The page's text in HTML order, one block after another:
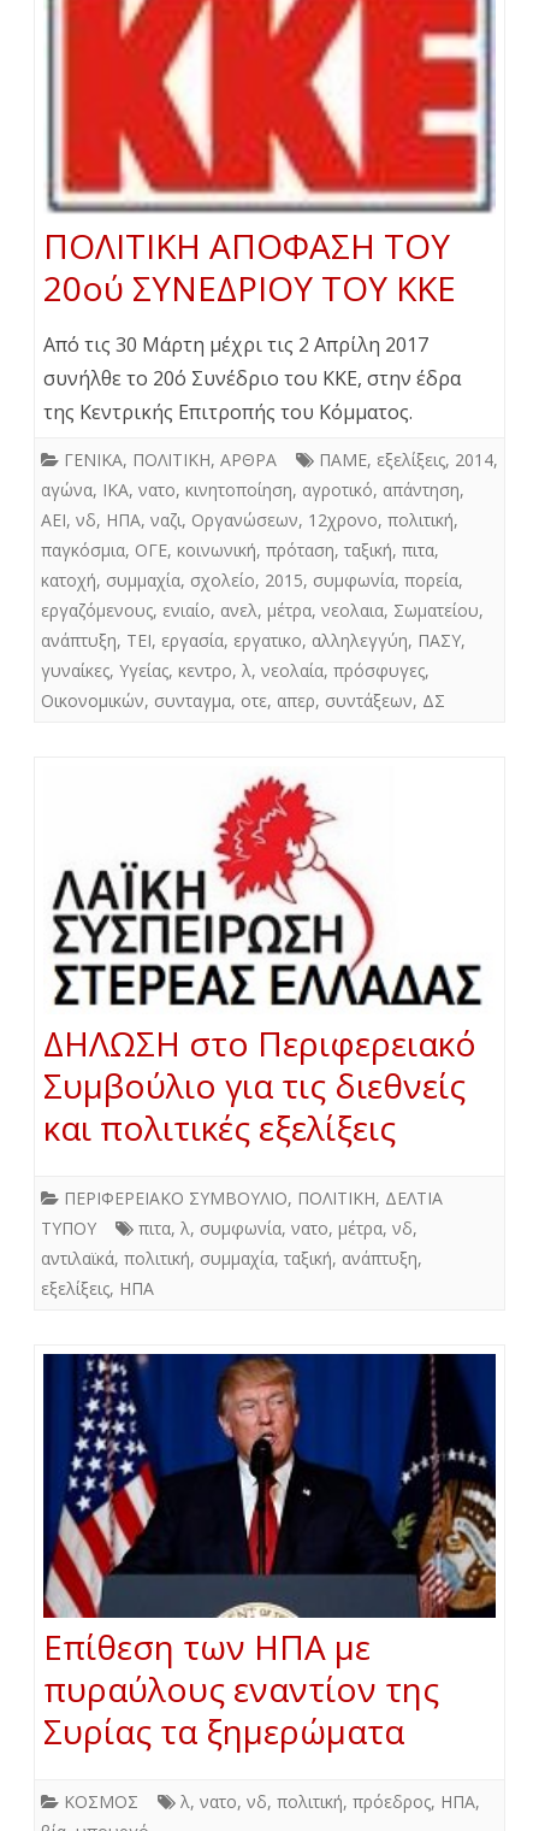
ΠΟΛΙΤΙΚΗ ΑΠΟΦΑΣΗ ΤΟΥ
20ού ΣΥΝΕΔΡΙΟΥ ΤΟΥ ΚΚΕ
Από τις 30 Μάρτη μέχρι τις 2 Απρίλη 2017
συνήλθε το 20ό Συνέδριο του ΚΚΕ, στην έδρα
της Κεντρικής Επιτροπής του Κόμματος.
ΓΕΝΙΚΑ, ΠΟΛΙΤΙΚΗ, ΑΡΘΡΑ ΠΑΜΕ, εξελίξεις, 2014,
αγώνα, ΙΚΑ, νατο, κινητοποίηση, αγροτικό, απάντηση,
ΑΕΙ, νδ, ΗΠΑ, ναζι, Οργανώσεων, 12χρονο, πολιτική,
παγκόσμια, ΟΓΕ, κοινωνική, πρόταση, ταξική, πιτα,
κατοχή, συμμαχία, σχολείο, 2015, συμφωνία, πορεία,
εργαζόμενους, ενιαίο, ανελ, μέτρα, νεολαια, Σωματείου,
ανάπτυξη, ΤΕΙ, εργασία, εργατικο, αλληλεγγύη, ΠΑΣΥ,
γυναίκες, Υγείας, κεντρο, λ, νεολαία, πρόσφυγες,
Οικονομικών, συνταγμα, οτε, απερ, συντάξεων, ΔΣ
ΔΗΛΩΣΗ στο Περιφερειακό
Συμβούλιο για τις διεθνείς
και πολιτικές εξελίξεις
ΠΕΡΙΦΕΡΕΙΑΚΟ ΣΥΜΒΟΥΛΙΟ, ΠΟΛΙΤΙΚΗ, ΔΕΛΤΙΑ
ΤΥΠΟΥ
πιτα, λ, συμφωνία, νατο, μέτρα, νδ,
αντιλαϊκά, πολιτική, συμμαχία, ταξική, ανάπτυξη,
εξελίξεις, ΗΠΑ
Επίθεση των ΗΠΑ με
πυραύλους εναντίον της
Συρίας τα ξημερώματα
ΚΟΣΜΟΣ λ, νατο, νδ, πολιτική, πρόεδρος, ΗΠΑ,